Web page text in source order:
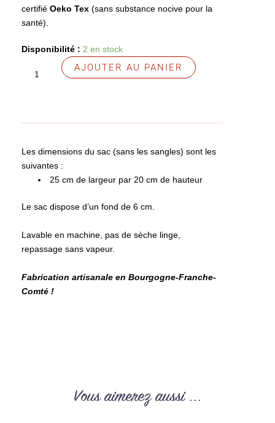
certifié Oeko Tex (sans substance nocive pour la
santé).
Disponibilité : 2 en stock
quantité
Petit
AJOUTER AU PANIER
Les dimensions du sac (sans les sangles) sont les
suivantes :
25 cm de largeur par 20 cm de hauteur
Le sac dispose d’un fond de 6 cm.
Lavable en machine, pas de sèche linge,
repassage sans vapeur.
Fabrication artisanale en Bourgogne-Franche-
Comté !
Vous aimerez aussi ...